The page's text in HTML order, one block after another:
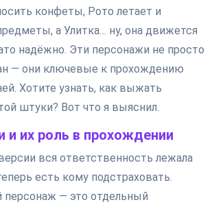
конфеты, Рото летает и
а Улитка… ну, она движется
надёжно. Эти персонажи не просто
— они ключевые к прохождению
Хотите узнать, как выжать
штуки? Вот что я выяснил.
и их роль в прохождении
вся ответственность лежала
есть кому подстраховать.
— это отдельный